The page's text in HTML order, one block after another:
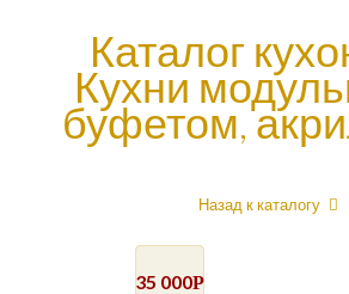
Каталог
Кухни
буфетом,
Назад к каталогу
35 000Р